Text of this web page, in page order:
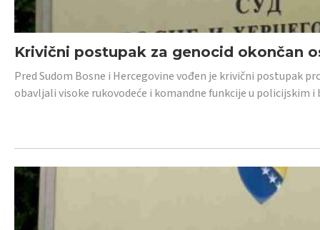
Krivični postupak za genocid okončan
Pred Sudom Bosne i Hercegovine vođen je krivični postupak
obavljali visoke rukovodeće i komandne funkcije u policijskim